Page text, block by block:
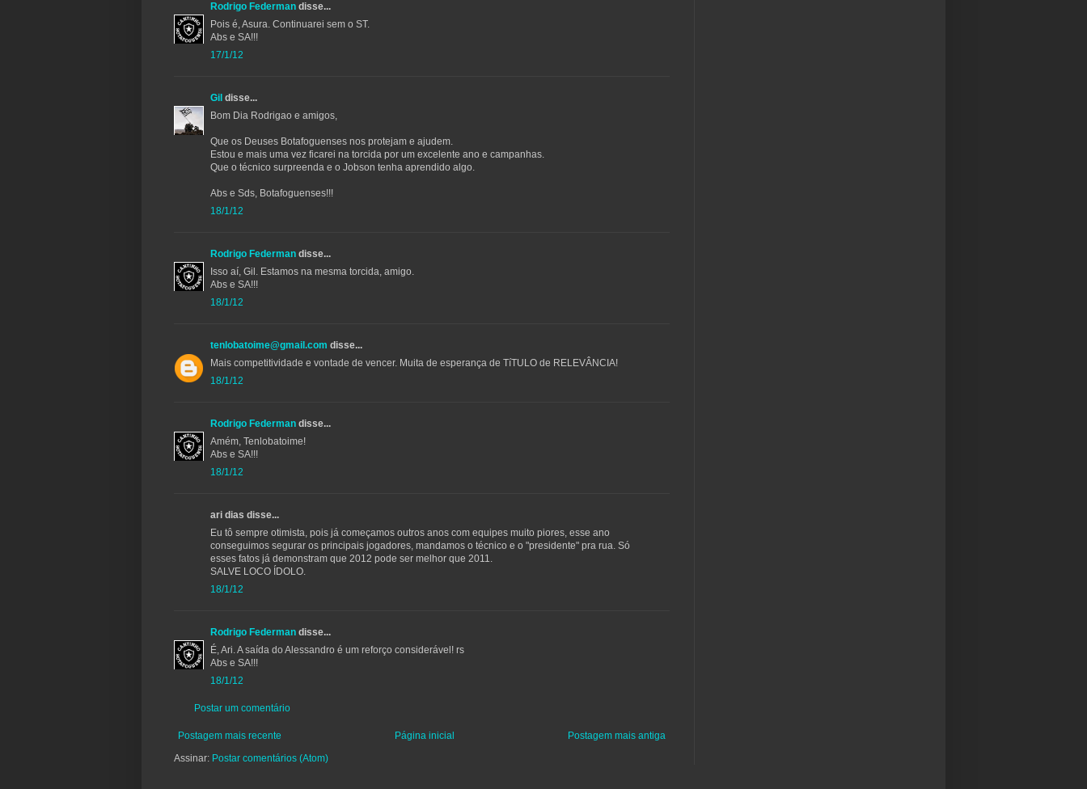
Rodrigo Federman disse...
Pois é, Asura. Continuarei sem o ST.
Abs e SA!!!
17/1/12
Gil disse...
Bom Dia Rodrigao e amigos,
Que os Deuses Botafoguenses nos protejam e ajudem.
Estou e mais uma vez ficarei na torcida por um excelente ano e campanhas.
Que o técnico surpreenda e o Jobson tenha aprendido algo.
Abs e Sds, Botafoguenses!!!
18/1/12
Rodrigo Federman disse...
Isso aí, Gil. Estamos na mesma torcida, amigo.
Abs e SA!!!
18/1/12
tenlobatoime@gmail.com disse...
Mais competitividade e vontade de vencer. Muita de esperança de TíTULO de RELEVÂNCIA!
18/1/12
Rodrigo Federman disse...
Amém, Tenlobatoime!
Abs e SA!!!
18/1/12
ari dias disse...
Eu tô sempre otimista, pois já começamos outros anos com equipes muito piores, esse ano
conseguimos segurar os principais jogadores, mandamos o técnico e o "presidente" pra rua. Só
esses fatos já demonstram que 2012 pode ser melhor que 2011.
SALVE LOCO ÍDOLO.
18/1/12
Rodrigo Federman disse...
É, Ari. A saída do Alessandro é um reforço considerável! rs
Abs e SA!!!
18/1/12
Postar um comentário
Postagem mais recente Postagem mais antiga
Página inicial
Assinar: Postar comentários (Atom)